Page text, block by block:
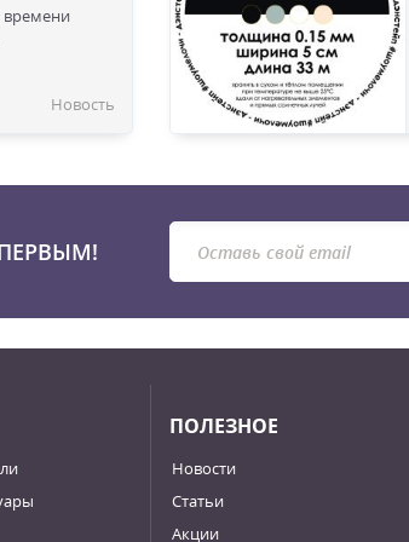
времени
Новость
ПОЛЕЗНОЕ
Новости
Статьи
Акции